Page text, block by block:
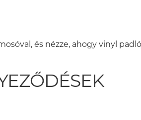
és nézze, ahogy vinyl